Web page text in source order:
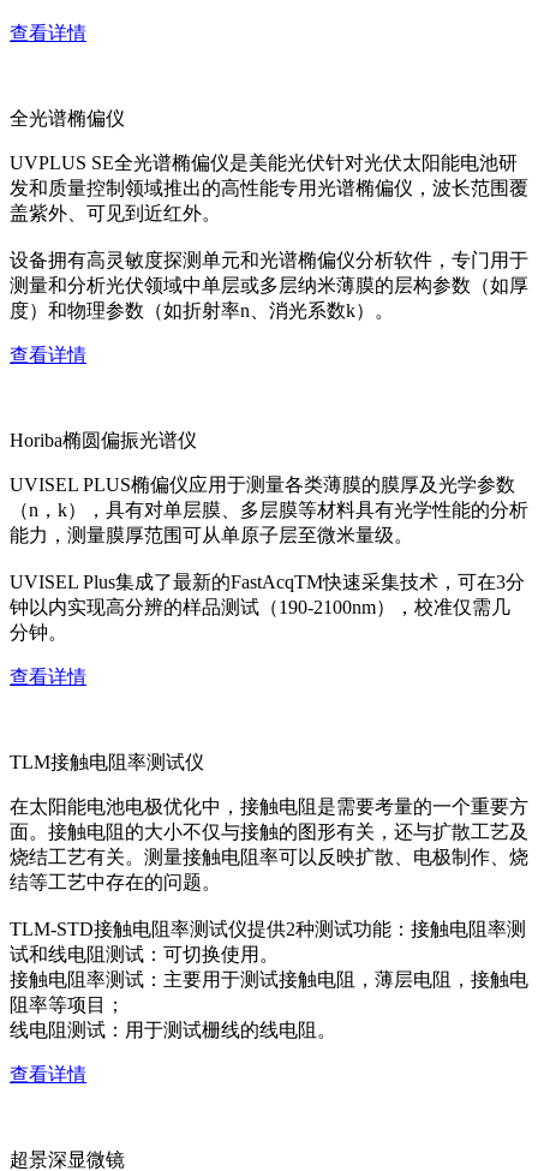
查看详情
全光谱椭偏仪
UVPLUS SE全光谱椭偏仪是美能光伏针对光伏太阳能电池研
发和质量控制领域推出的高性能专用光谱椭偏仪，波长范围覆
盖紫外、可见到近红外。
设备拥有高灵敏度探测单元和光谱椭偏仪分析软件，专门用于
测量和分析光伏领域中单层或多层纳米薄膜的层构参数（如厚
度）和物理参数（如折射率n、消光系数k）。
查看详情
Horiba椭圆偏振光谱仪
UVISEL PLUS椭偏仪应用于测量各类薄膜的膜厚及光学参数
（n，k），具有对单层膜、多层膜等材料具有光学性能的分析
能力，测量膜厚范围可从单原子层至微米量级。
UVISEL Plus集成了最新的FastAcqTM快速采集技术，可在3分
钟以内实现高分辨的样品测试（190-2100nm），校准仅需几
分钟。
查看详情
TLM接触电阻率测试仪
在太阳能电池电极优化中，接触电阻是需要考量的一个重要方
面。接触电阻的大小不仅与接触的图形有关，还与扩散工艺及
烧结工艺有关。测量接触电阻率可以反映扩散、电极制作、烧
结等工艺中存在的问题。
TLM-STD接触电阻率测试仪提供2种测试功能：接触电阻率测
试和线电阻测试：可切换使用。
接触电阻率测试：主要用于测试接触电阻，薄层电阻，接触电
阻率等项目；
线电阻测试：用于测试栅线的线电阻。
查看详情
超景深显微镜